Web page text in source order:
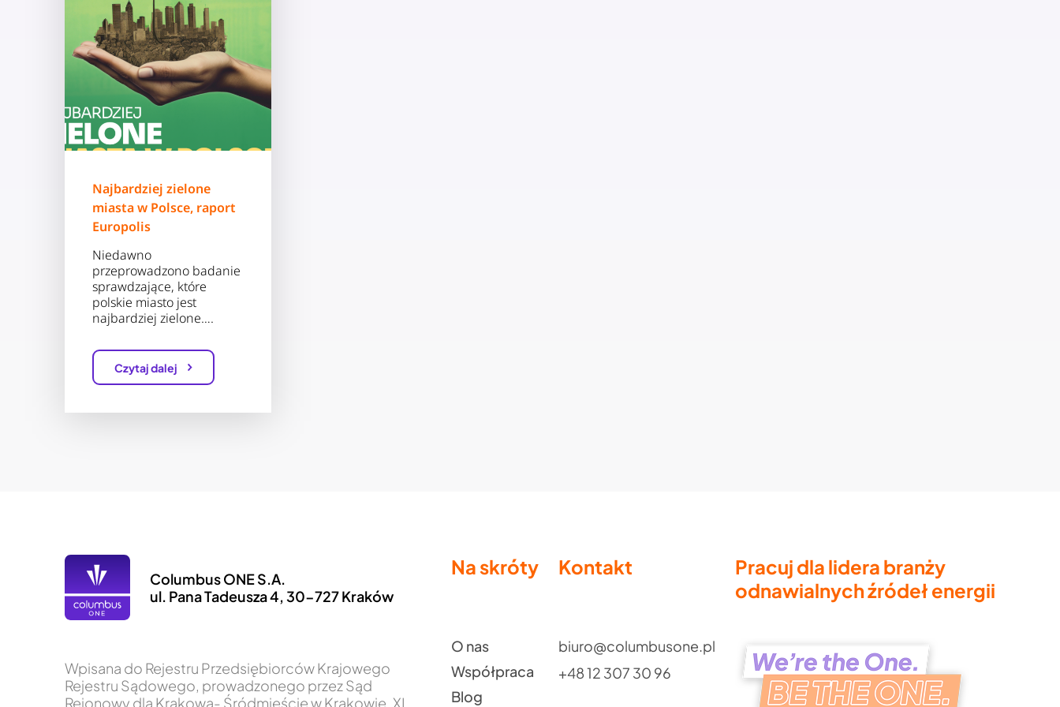
Najbardziej zielone
miasta w Polsce, raport
Europolis
Niedawno
przeprowadzono badanie
sprawdzające, które
polskie miasto jest
najbardziej zielone….
Czytaj dalej
Columbus ONE S.A.
ul. Pana Tadeusza 4, 30-727 Kraków
Wpisana do Rejestru Przedsiębiorców Krajowego
Rejestru Sądowego, prowadzonego przez Sąd
Rejonowy dla Krakowa- Śródmieście w Krakowie, XI
Na skróty
O nas
Współpraca
Blog
Kontakt
biuro@columbusone.pl
+48 12 307 30 96
Pracuj dla lidera branży
odnawialnych źródeł energii